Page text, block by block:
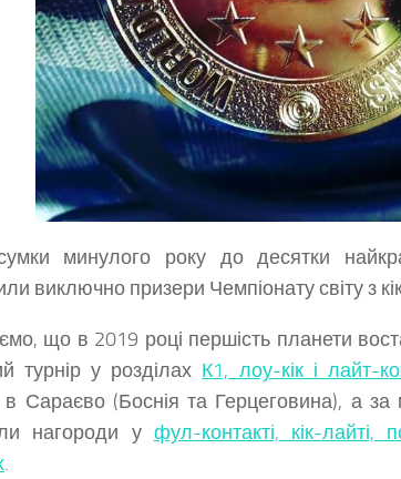
минулого року до десятки
виключно призери Чемпіонату світу з
що в 2019 році першість планети
турнір у розділах К1, лоу-кік і лайт-
Сараєво (Боснія та Герцеговина), а за
нагороди у фул-контакті, кік-лайті,
.